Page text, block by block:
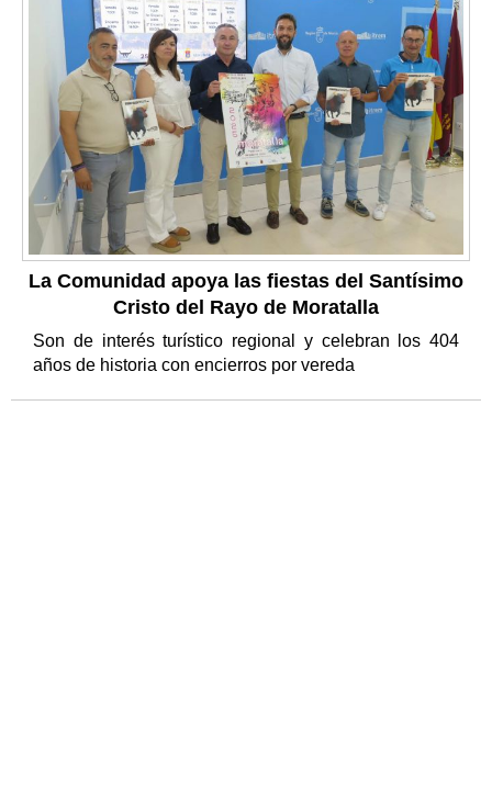
La Comunidad apoya las fiestas del Santísimo
Cristo del Rayo de Moratalla
Son de interés turístico regional y celebran los 404
años de historia con encierros por vereda